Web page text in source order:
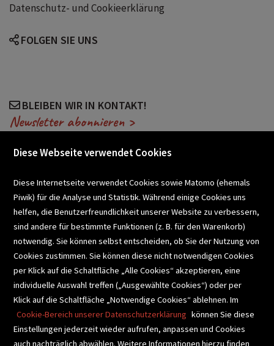
Datenschutz- und Cookieerklärung
FOLGEN SIE UNS
BLEIBEN WIR IN KONTAKT!
Newsletter abonnieren >
SCHULBUCHSERVICE
BUCHEMPFEHLUNGEN
BIBLIOTHEKSSERVICE
Diese Webseite verwendet Cookies
Diese Internetseite verwendet Cookies sowie Matomo (ehemals
Piwik) für die Analyse und Statistik. Während einige Cookies uns
helfen, die Benutzerfreundlichkeit unserer Website zu verbessern,
sind andere für bestimmte Funktionen (z. B. für den Warenkorb)
notwendig. Sie können selbst entscheiden, ob Sie der Nutzung von
Cookies zustimmen. Sie können diese nicht notwendigen Cookies
per Klick auf die Schaltfläche „Alle Cookies“ akzeptieren, eine
individuelle Auswahl treffen („Ausgewählte Cookies“) oder per
Klick auf die Schaltfläche „Notwendige Cookies“ ablehnen. Im
Cookie-Bereich unserer Datenschutzerklärung können Sie diese
Einstellungen jederzeit wieder aufrufen, anpassen und Cookies
auch nachträglich abwählen. Weitere Informationen hierzu finden